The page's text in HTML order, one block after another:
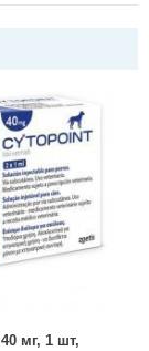
мг, 1 шт,